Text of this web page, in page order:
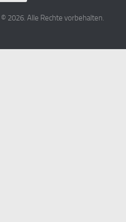
2026. Alle Rechte vorbehalten.